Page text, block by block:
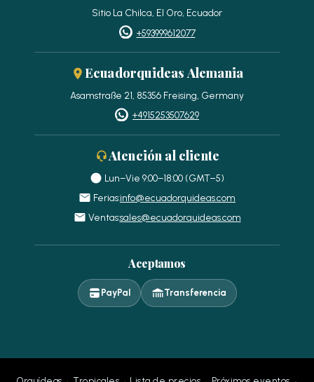
Sitio La Chilca, El Oro, Ecuador
+593999612077
Ecuadorquideas Alemania
Asamstraße 21, 85356 Freising, Germany
+4915253507629
Atención al cliente
Lun–Vie 9:00–18:00 (GMT−5)
Ferias:info@ecuadorquideas.com
Ventas:sales@ecuadorquideas.com
Aceptamos
PayPal Transferencia